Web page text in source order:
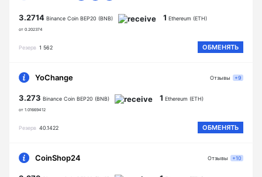
3.2714 Binance Coin BEP20 (BNB)
от 0.202374
1 Ethereum (ETH)
Резерв 1 562 ОБМЕНЯТЬ
YoChange
3.273 Binance Coin BEP20 (BNB)
от 1.01669412
1 Ethereum (ETH)
Резерв 40.1422 ОБМЕНЯТЬ
Отзывы +9
CoinShop24 Отзывы +10